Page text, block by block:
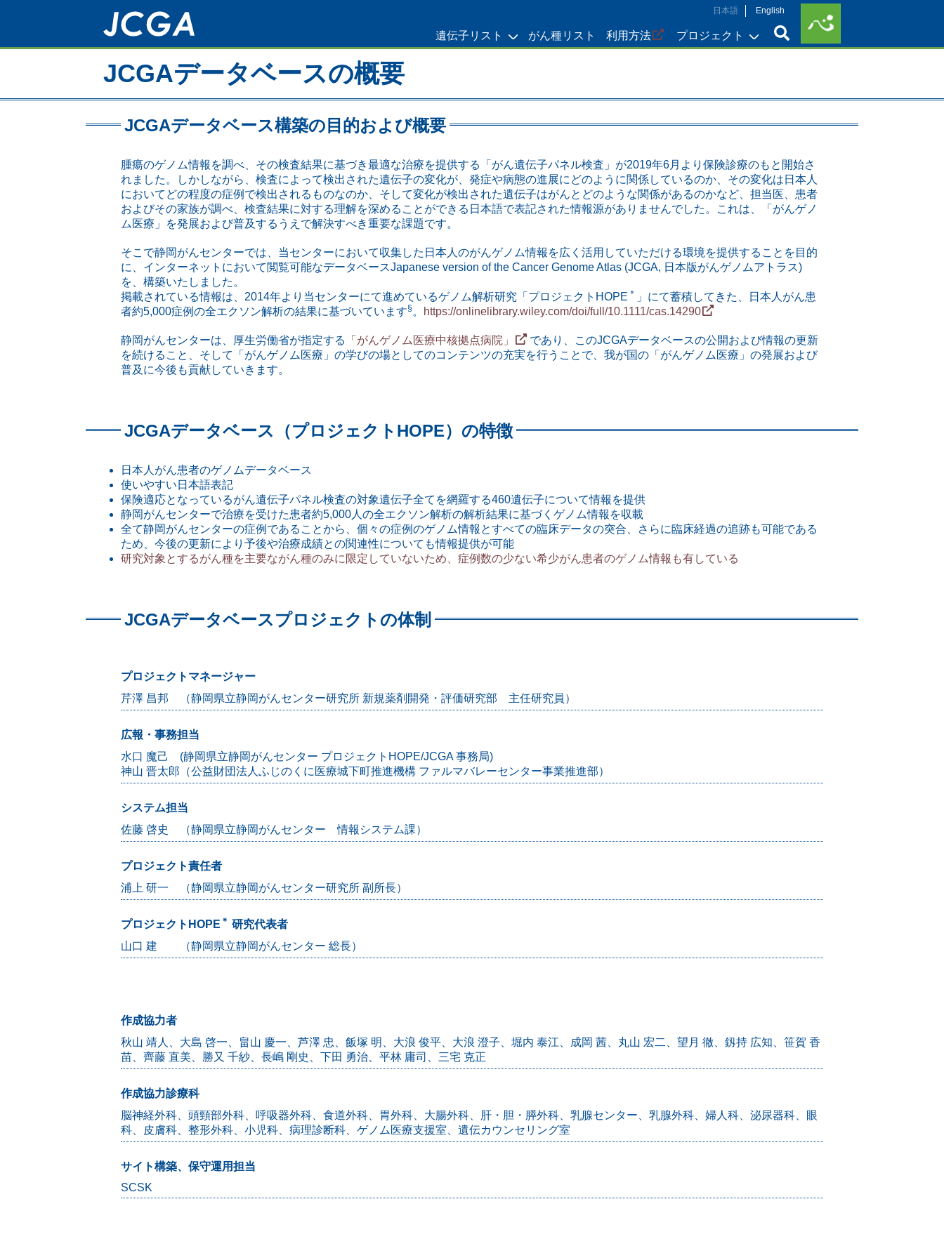
コ
日本語 English
遺伝子リスト がん種リスト 利用方法 プロジェクト
JCGAデータベースの概要
JCGAデータベース構築の目的および概要
腫瘍のゲノム情報を調べ、その検査結果に基づき最適な治療を提供する「がん遺伝子パネル検査」が2019年6月より保険診療のもと開始さ
れました。しかしながら、検査によって検出された遺伝子の変化が、発症や病態の進展にどのように関係しているのか、その変化は日本人
においてどの程度の症例で検出されるものなのか、そして変化が検出された遺伝子はがんとどのような関係があるのかなど、担当医、患者
およびその家族が調べ、検査結果に対する理解を深めることができる日本語で表記された情報源がありませんでした。これは、「がんゲノ
ム医療」を発展および普及するうえで解決すべき重要な課題です。
そこで静岡がんセンターでは、当センターにおいて収集した日本人のがんゲノム情報を広く活用していただける環境を提供することを目的
に、インターネットにおいて閲覧可能なデータベースJapanese version of the Cancer Genome Atlas (JCGA, 日本版がんゲノムアトラス)
を、構築いたしました。
掲載されている情報は、2014年より当センターにて進めているゲノム解析研究「プロジェクトHOPE ＊ 」にて蓄積してきた、日本人がん患
者約5,000症例の全エクソン解析の結果に基づいています§ 。 https://onlinelibrary.wiley.com/doi/full/10.1111/cas.14290
静岡がんセンターは、厚生労働省が指定する 「がんゲノム医療中核拠点病院」
であり、このJCGAデータベースの公開および情報の更新
を続けること、そして「がんゲノム医療」の学びの場としてのコンテンツの充実を行うことで、我が国の「がんゲノム医療」の発展および
普及に今後も貢献していきます。
JCGAデータベース（プロジェクトHOPE）の特徴
日本人がん患者のゲノムデータベース
使いやすい日本語表記
保険適応となっているがん遺伝子パネル検査の対象遺伝子全てを網羅する460遺伝子について情報を提供
静岡がんセンターで治療を受けた患者約5,000人の全エクソン解析の解析結果に基づくゲノム情報を収載
全て静岡がんセンターの症例であることから、個々の症例のゲノム情報とすべての臨床データの突合、さらに臨床経過の追跡も可能である
ため、今後の更新により予後や治療成績との関連性についても情報提供が可能
研究対象とするがん種を主要ながん種のみに限定していないため、症例数の少ない希少がん患者のゲノム情報も有している
JCGAデータベースプロジェクトの体制
プロジェクトマネージャー
芹澤 昌邦 （静岡県立静岡がんセンター研究所 新規薬剤開発・評価研究部 主任研究員）
広報・事務担当
水口 魔己 (静岡県立静岡がんセンター プロジェクトHOPE/JCGA 事務局)
神山 晋太郎（公益財団法人ふじのくに医療城下町推進機構 ファルマバレーセンター事業推進部）
システム担当
佐藤 啓史 （静岡県立静岡がんセンター 情報システム課）
プロジェクト責任者
浦上 研一 （静岡県立静岡がんセンター研究所 副所長）
プロジェクトHOPE ＊ 研究代表者
山口 建 （静岡県立静岡がんセンター 総長）
作成協力者
秋山 靖人、大島 啓一、畠山 慶一、芦澤 忠、飯塚 明、大浪 俊平、大浪 澄子、堀内 泰江、成岡 茜、丸山 宏二、望月 徹、釼持 広知、笹賀 香
苗、齊藤 直美、勝又 千紗、長嶋 剛史、下田 勇治、平林 庸司、三宅 克正
作成協力診療科
脳神経外科、頭頸部外科、呼吸器外科、食道外科、胃外科、大腸外科、肝・胆・膵外科、乳腺センター、乳腺外科、婦人科、泌尿器科、眼
科、皮膚科、整形外科、小児科、病理診断科、ゲノム医療支援室、遺伝カウンセリング室
サイト構築、保守運用担当
SCSK